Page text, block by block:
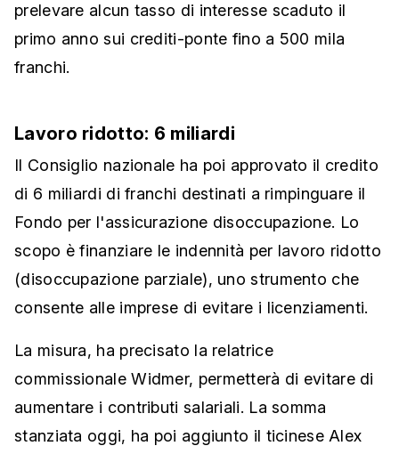
prelevare alcun tasso di interesse scaduto il
primo anno sui crediti-ponte fino a 500 mila
franchi.
Lavoro ridotto: 6 miliardi
Il Consiglio nazionale ha poi approvato il credito
di 6 miliardi di franchi destinati a rimpinguare il
Fondo per l'assicurazione disoccupazione. Lo
scopo è finanziare le indennità per lavoro ridotto
(disoccupazione parziale), uno strumento che
consente alle imprese di evitare i licenziamenti.
La misura, ha precisato la relatrice
commissionale Widmer, permetterà di evitare di
aumentare i contributi salariali. La somma
stanziata oggi, ha poi aggiunto il ticinese Alex